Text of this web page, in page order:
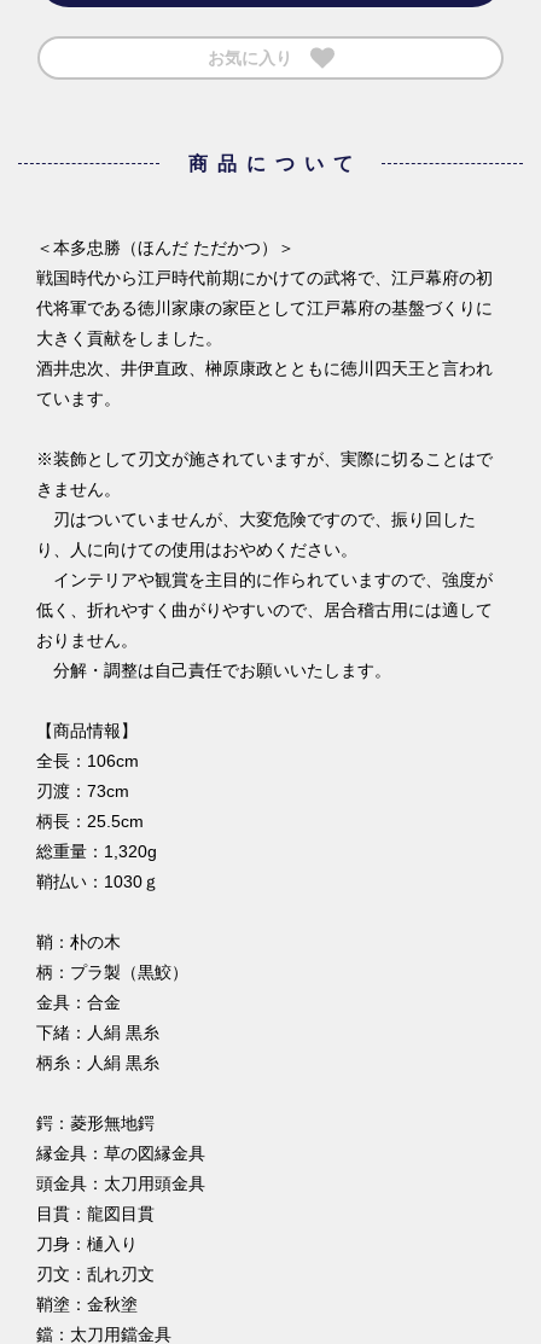
お気に入り
商品について
＜本多忠勝（ほんだ ただかつ）＞
戦国時代から江戸時代前期にかけての武将で、江戸幕府の初
代将軍である徳川家康の家臣として江戸幕府の基盤づくりに
大きく貢献をしました。
酒井忠次、井伊直政、榊原康政とともに徳川四天王と言われ
ています。
※装飾として刃文が施されていますが、実際に切ることはで
きません。
刃はついていませんが、大変危険ですので、振り回した
り、人に向けての使用はおやめください。
インテリアや観賞を主目的に作られていますので、強度が
低く、折れやすく曲がりやすいので、居合稽古用には適して
おりません。
分解・調整は自己責任でお願いいたします。
【商品情報】
全長：106cm
刃渡：73cm
柄長：25.5cm
総重量：1,320g
鞘払い：1030ｇ
鞘：朴の木
柄：プラ製（黒鮫）
金具：合金
下緒：人絹 黒糸
柄糸：人絹 黒糸
鍔：菱形無地鍔
縁金具：草の図縁金具
頭金具：太刀用頭金具
目貫：龍図目貫
刀身：樋入り
刃文：乱れ刃文
鞘塗：金秋塗
鐺：太刀用鐺金具